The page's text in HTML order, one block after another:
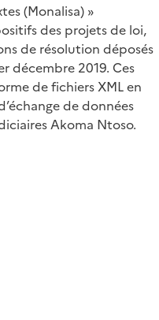
(Monalisa) »
des projets de loi,
de résolution déposés
décembre 2019. Ces
de fichiers XML en
de données
Akoma Ntoso.